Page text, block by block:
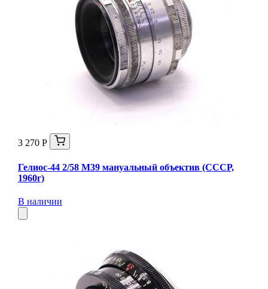
3 270 Р
Гелиос-44 2/58 М39 мануальный объектив (СССР,
1960г)
В наличии